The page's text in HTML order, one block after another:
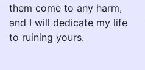
them come to any harm,
and I will dedicate my life
to ruining yours.